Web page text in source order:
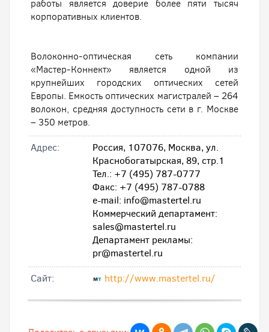
работы является доверие более пяти тысяч
корпоративных клиентов.
Волоконно-оптическая сеть компании
«Мастер-Коннект» является одной из
крупнейших городских оптических сетей
Европы. Емкость оптических магистралей – 264
волокон, средняя доступность сети в г. Москве
– 350 метров.
Адрес:
Россия, 107076, Москва, ул.
Краснобогатырская, 89, стр.1
Тел.: +7 (495) 787-0777
Факс: +7 (495) 787-0788
e-mail: info@mastertel.ru
Коммерческий департамент:
sales@mastertel.ru
Департамент рекламы:
pr@mastertel.ru
Cайт:
http://www.mastertel.ru/